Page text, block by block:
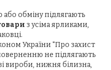
обміну підлягають
з усіма ярликами,
України "Про захист
не підлягають
вироби, нижня білизна,